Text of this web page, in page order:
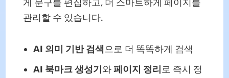
게 문구를 편집하고, 더 스마트하게 페이지를
관리할 수 있습니다.
AI 의미 기반 검색으로 더 똑똑하게 검색
AI 북마크 생성기 와페이지 정리 로 즉시 정